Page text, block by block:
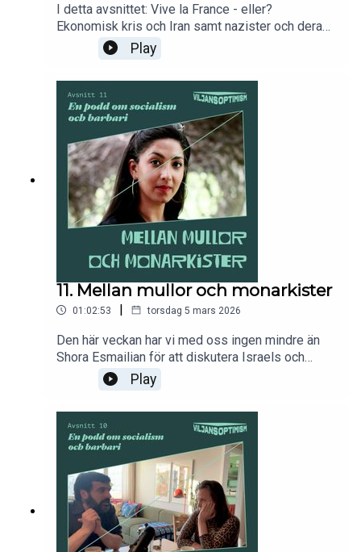
I detta avsnittet: Vive la France - eller?
Ekonomisk kris och Iran samt nazister och deras
svaga sinnen och svagsinta metoder. Sist men
inte minst: vad har folk egentligen för åsikter, och
vet politiska journalister egentligen något om vad
de är? För den som vill stödja podden är
swishnumret: 1232779700. Följ oss gärna på
Instagram @viljansoptimism.
Play
11. Mellan mullor och monarkister
01:02:53 | torsdag 5 mars 2026
Den här veckan har vi med oss ingen mindre än
Shora Esmailian för att diskutera Israels och
USAs folkrättsvidriga angrepp mot Iran. Vad tror
de sig kunna åstadkomma, och vad finns
egentligen kvar att hoppas på, för den breda
folkliga majoritet som vill ha fred och demokrati?
Dessutom: Socialist numer landets populäraste
ståndpunkt – kommer sossarna ändå misslyckas
med att göra arbetslösheten till en valfråga?
Glädjande nyheter från Manchester – men vad har
de egentligen för sig på SIDA?För den som vill
stödja podden är swishnumret: 1232779700. Evig
tacksamhet samt förtur i brödkön utlovas.
Play